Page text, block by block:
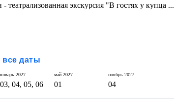
театрализованная экскурсия "В гостях у купца ...
все даты
январь 2027
03, 04, 05, 06
май 2027
01
ноябрь 2027
04